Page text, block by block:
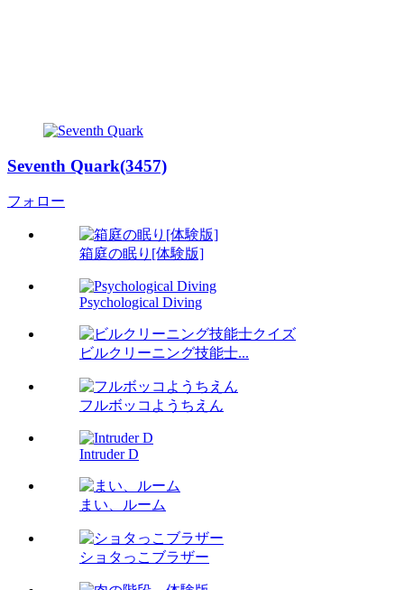
Seventh Quark(3457)
フォロー
箱庭の眠り[体験版]
Psychological Diving
ビルクリーニング技能士...
フルボッコようちえん
Intruder D
まい、ルーム
ショタっこブラザー